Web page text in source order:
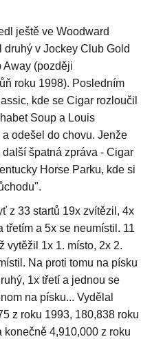
ještě ve Woodward
v Jockey Club Gold
Away (později
roku 1998). Posledním
kde se Cigar rozloučil
Soup a Louis
odešel do chovu. Jenže
špatná zpráva - Cigar
Horse Parku, kde si
z 33 startů 19x zvítězil, 4x
třetím a 5x se neumístil. 11
vytěžil 1x 1. místo, 2x 2.
Na proti tomu na písku
1x třetí a jednou se
na písku... Vydělal
z roku 1993, 180,838 roku
konečně 4,910,000 z roku